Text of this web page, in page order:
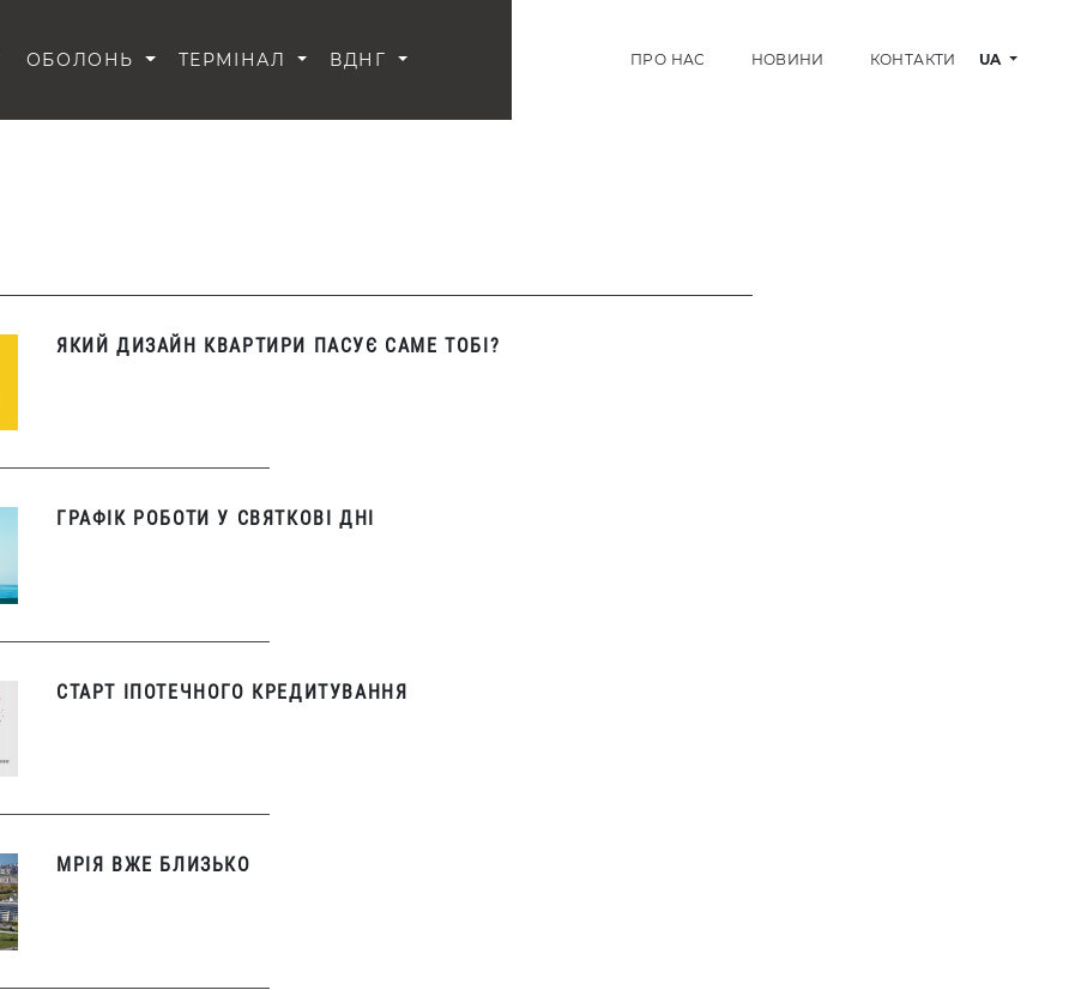
ОБОЛОНЬ ТЕРМІНАЛ ВДНГ ПРО НАС НОВИНИ КОНТАКТИ UA
ЯКИЙ ДИЗАЙН КВАРТИРИ ПАСУЄ САМЕ ТОБІ?
ГРАФІК РОБОТИ У СВЯТКОВІ ДНІ
СТАРТ ІПОТЕЧНОГО КРЕДИТУВАННЯ
МРІЯ ВЖЕ БЛИЗЬКО